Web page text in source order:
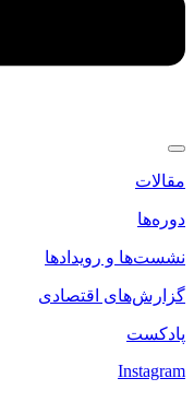
مقالات
دوره‌ها
نشست‌ها و رویدادها
گزارش‌های اقتصادی
پادکست
Instagram